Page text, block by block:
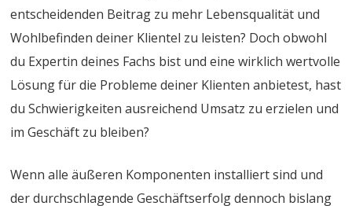
entscheidenden Beitrag zu mehr Lebensqualität und
Wohlbefinden deiner Klientel zu leisten? Doch obwohl
du Expertin deines Fachs bist und eine wirklich wertvolle
Lösung für die Probleme deiner Klienten anbietest, hast
du Schwierigkeiten ausreichend Umsatz zu erzielen und
im Geschäft zu bleiben?
Wenn alle äußeren Komponenten installiert sind und
der durchschlagende Geschäftserfolg dennoch bislang